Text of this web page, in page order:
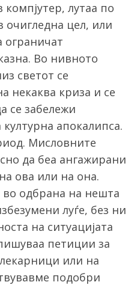
лутаа по
очигледна цел, или
ограничат
Во нивното
светот се
некаква криза и се
се забележи
апокалипса.
Мисловните
да беа ангажирани
ова или на она.
одбрана на нешта
луѓе, без ни
на ситуацијата
петиции за
или на
подобри